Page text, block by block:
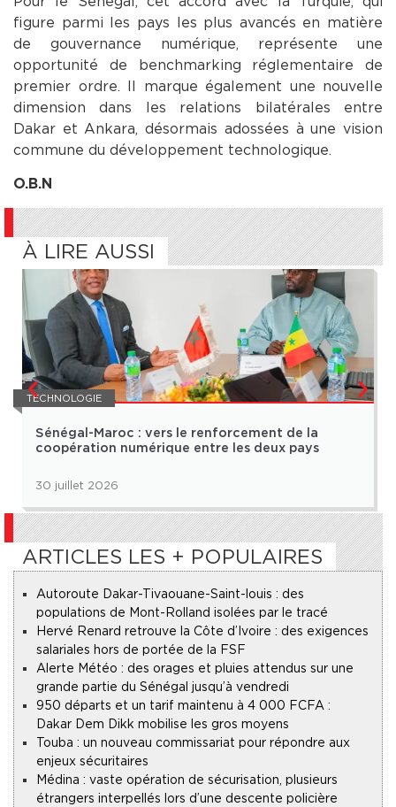
figure parmi les pays les plus avancés en matière
de gouvernance numérique, représente une
opportunité de benchmarking réglementaire de
premier ordre. Il marque également une nouvelle
dimension dans les relations bilatérales entre
Dakar et Ankara, désormais adossées à une vision
commune du développement technologique.
O.B.N
À LIRE AUSSI
TECHNOLOGIE
Sénégal-Maroc : vers le renforcement de la
coopération numérique entre les deux pays
30 juillet 2026
ARTICLES LES + POPULAIRES
Autoroute Dakar-Tivaouane-Saint-louis : des
populations de Mont-Rolland isolées par le tracé
Hervé Renard retrouve la Côte d’Ivoire : des exigences
salariales hors de portée de la FSF
Alerte Météo : des orages et pluies attendus sur une
grande partie du Sénégal jusqu’à vendredi
950 départs et un tarif maintenu à 4 000 FCFA :
Dakar Dem Dikk mobilise les gros moyens
Touba : un nouveau commissariat pour répondre aux
enjeux sécuritaires
Médina : vaste opération de sécurisation, plusieurs
étrangers interpellés lors d’une descente policière